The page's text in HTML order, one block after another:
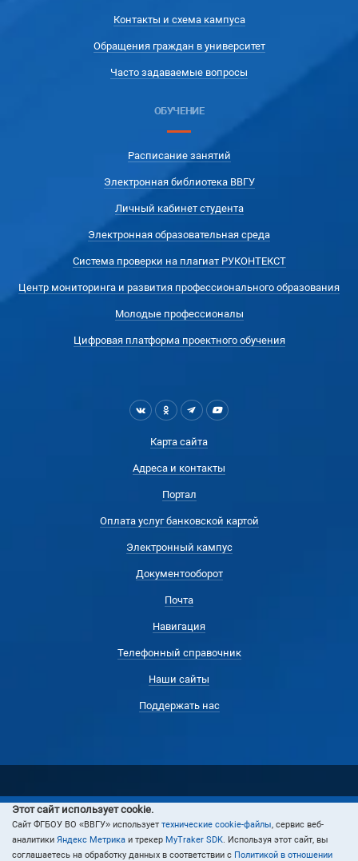
Контакты и схема кампуса
Обращения граждан в университет
Часто задаваемые вопросы
ОБУЧЕНИЕ
Расписание занятий
Электронная библиотека ВВГУ
Личный кабинет студента
Электронная образовательная среда
Система проверки на плагиат РУКОНТЕКСТ
Центр мониторинга и развития профессионального образования
Молодые профессионалы
Цифровая платформа проектного обучения
Карта сайта
Адреса и контакты
Портал
Оплата услуг банковской картой
Электронный кампус
Документооборот
Почта
Навигация
Телефонный справочник
Наши сайты
Поддержать нас
© 2022 Владивостокский государственный университет
Этот сайт использует cookie.
Cайт ФГБОУ ВО «ВВГУ» использует технические cookie-файлы, сервис веб-
аналитики Яндекс Метрика и трекер MyTraker SDK. Используя этот сайт, вы
соглашаетесь на обработку данных в соответствии с Политикой в отношении